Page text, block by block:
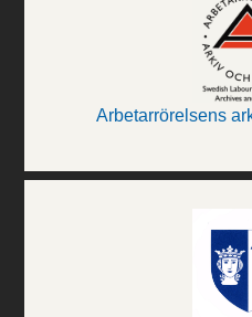
Arbetarrörelsens